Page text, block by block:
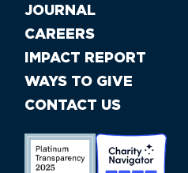
JOURNAL
CAREERS
IMPACT REPORT
WAYS TO GIVE
CONTACT US